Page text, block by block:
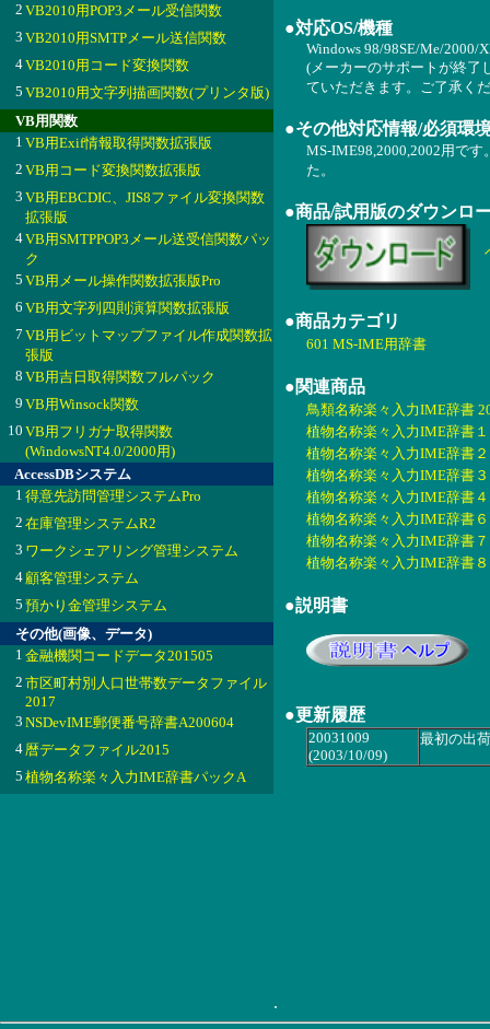
2 VB2010用POP3メール受信関数
3 VB2010用SMTPメール送信関数
4VB2010用コード変換関数
5 VB2010用文字列描画関数(プリンタ版)
VB用関数
1 VB用Exif情報取得関数拡張版
2 VB用コード変換関数拡張版
3 VB用EBCDIC、JIS8ファイル変換関数
拡張版
4VB用SMTPPOP3メール送受信関数パッ
ク
5 VB用メール操作関数拡張版Pro
6 VB用文字列四則演算関数拡張版
7 VB用ビットマップファイル作成関数拡
張版
8 VB用吉日取得関数フルパック
9 VB用Winsock関数
10 VB用フリガナ取得関数
(WindowsNT4.0/2000用)
AccessDBシステム
1 得意先訪問管理システムPro
2 在庫管理システムR2
3 ワークシェアリング管理システム
4顧客管理システム
5 預かり金管理システム
その他(画像、データ)
1 金融機関コードデータ201505
2 市区町村別人口世帯数データファイル
2017
3 NSDevIME郵便番号辞書A200604
4暦データファイル2015
5 植物名称楽々入力IME辞書パックA
.
●対応OS/機種
Windows 98/98SE/Me/2000/
(メーカーのサポートが終了
ていただきます。ご了承く
●その他対応情報/必須環
MS-IME98,2000,2002用で
た。
●商品/試用版のダウンロ
●商品カテゴリ
601 MS-IME用辞書
●関連商品
鳥類名称楽々入力IME辞書
植物名称楽々入力IME辞書
植物名称楽々入力IME辞書
植物名称楽々入力IME辞書
植物名称楽々入力IME辞書
植物名称楽々入力IME辞書
植物名称楽々入力IME辞書
植物名称楽々入力IME辞書
●説明書
●更新履歴
20031009
(2003/10/09)
最初の出荷